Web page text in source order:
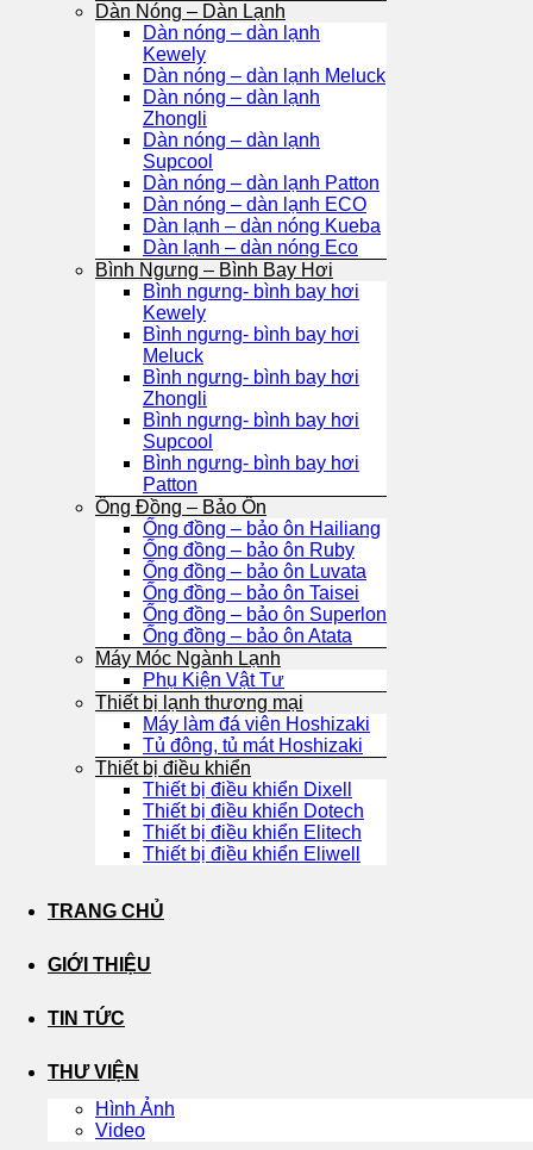
Dàn Nóng – Dàn Lạnh
Dàn nóng – dàn lạnh
Kewely
Dàn nóng – dàn lạnh Meluck
Dàn nóng – dàn lạnh
Zhongli
Dàn nóng – dàn lạnh
Supcool
Dàn nóng – dàn lạnh Patton
Dàn nóng – dàn lạnh ECO
Dàn lạnh – dàn nóng Kueba
Dàn lạnh – dàn nóng Eco
Bình Ngưng – Bình Bay Hơi
Bình ngưng- bình bay hơi
Kewely
Bình ngưng- bình bay hơi
Meluck
Bình ngưng- bình bay hơi
Zhongli
Bình ngưng- bình bay hơi
Supcool
Bình ngưng- bình bay hơi
Patton
Ống Đồng – Bảo Ôn
Ống đồng – bảo ôn Hailiang
Ống đồng – bảo ôn Ruby
Ống đồng – bảo ôn Luvata
Ống đồng – bảo ôn Taisei
Ống đồng – bảo ôn Superlon
Ống đồng – bảo ôn Atata
Máy Móc Ngành Lạnh
Phụ Kiện Vật Tư
Thiết bị lạnh thương mại
Máy làm đá viên Hoshizaki
Tủ đông, tủ mát Hoshizaki
Thiết bị điều khiển
Thiết bị điều khiển Dixell
Thiết bị điều khiển Dotech
Thiết bị điều khiển Elitech
Thiết bị điều khiển Eliwell
TRANG CHỦ
GIỚI THIỆU
TIN TỨC
THƯ VIỆN
Hình Ảnh
Video